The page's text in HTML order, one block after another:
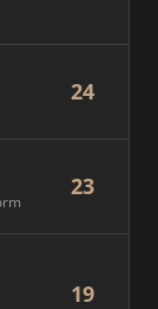
24
23
19